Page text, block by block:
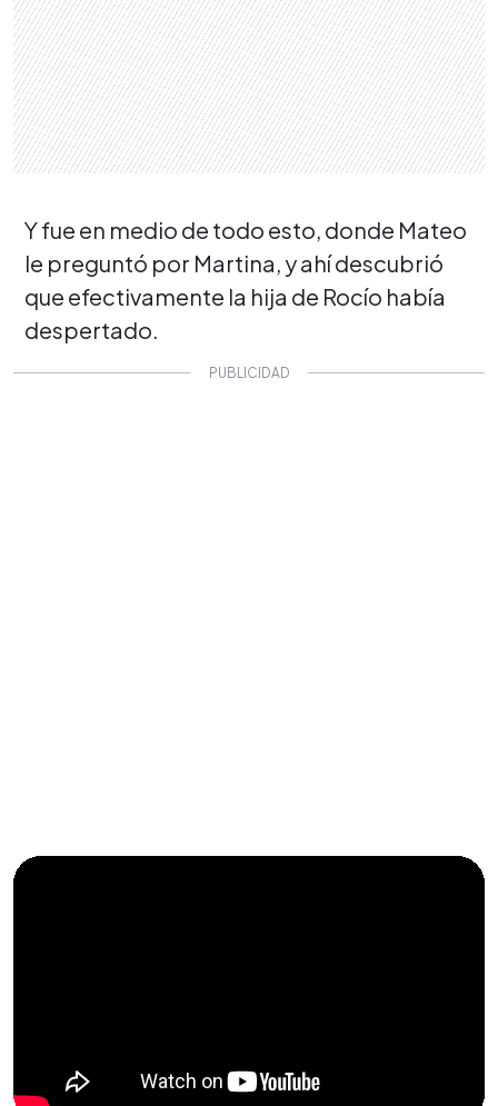
Y fue en medio de todo esto, donde Mateo
le preguntó por Martina, y ahí descubrió
que efectivamente la hija de Rocío había
despertado.